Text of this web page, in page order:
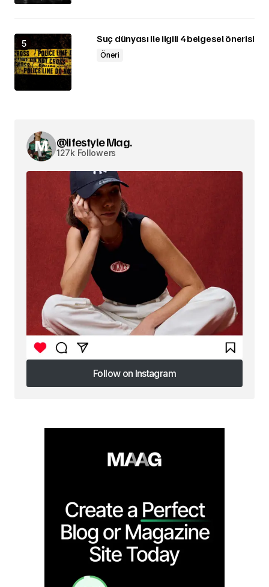
Suç dünyası ile ilgili 4 belgesel önerisi
Öneri
@lifestyle Mag.
127k Followers
Follow on Instagram
Follow on Instagram